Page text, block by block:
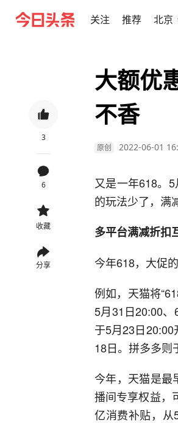
关注 推荐 北京
3
6
收藏
分享
大额优
不香
原创 2022-06-01
又是一年618。
的玩法少了，满
多平台满减折扣
今年618，大促
例如，天猫将
5月31日20:00
于5月23日
18日。拼多多则
今年，天猫是最
播间专享权益，
亿消费补贴，